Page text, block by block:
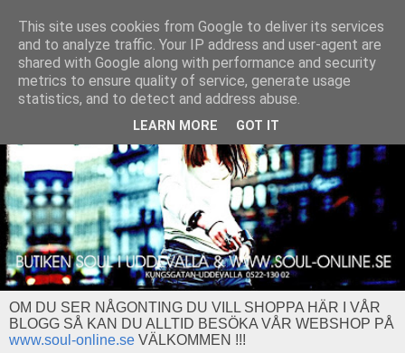
OM DU SER NÅGONTING DU VILL SHOPPA HÄR I VÅR
BLOGG SÅ KAN DU ALLTID BESÖKA VÅR WEBSHOP PÅ
www.soul-online.se VÄLKOMMEN !!!
This site uses cookies from Google to deliver its services
and to analyze traffic. Your IP address and user-agent are
shared with Google along with performance and security
metrics to ensure quality of service, generate usage
statistics, and to detect and address abuse.
LEARN MORE GOT IT